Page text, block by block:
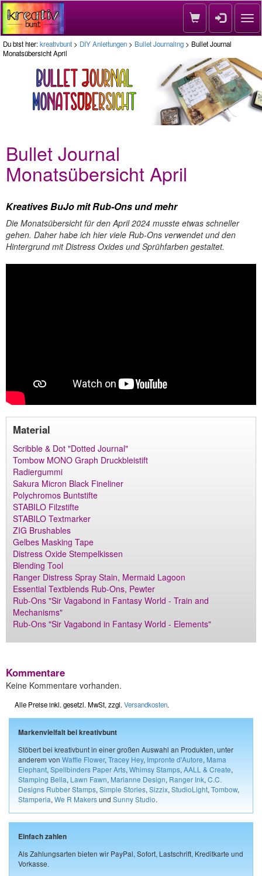
Du bist hier:kreativbunt > DIY Anleitungen > Bullet Journaling > Bullet Journal
Monatsübersicht April
Bullet Journal
Monatsübersicht April
Kreatives BuJo mit Rub-Ons und mehr
Die Monatsübersicht für den April 2024 musste etwas schneller
gehen. Daher habe ich hier viele Rub-Ons verwendet und den
Hintergrund mit Distress Oxides und Sprühfarben gestaltet.
Material
Scribble & Dot "Dotted Journal"
Tombow MONO Graph Druckbleistift
Radiergummi
Sakura Micron Black Fineliner
Polychromos Buntstifte
STABILO Filzstifte
STABILO Textmarker
ZIG Brushables
Gelbes Masking Tape
Distress Oxide Stempelkissen
Blending Tool
Ranger Distress Spray Stain, Mermaid Lagoon
Essential Textblends Rub-Ons, Pewter
Rub-Ons "Sir Vagabond in Fantasy World - Train and
Mechanisms"
Rub-Ons "Sir Vagabond in Fantasy World - Elements"
Kommentare
Keine Kommentare vorhanden.
Alle Preise inkl. gesetzl. MwSt, zzgl. Versandkosten.
Markenvielfalt bei kreativbunt
Stöbert bei kreativbunt in einer großen Auswahl an Produkten, unter
anderem von Waffle Flower, Tracey Hey, Impronte d'Autore, Mama
Elephant, Spellbinders Paper Arts, Whimsy Stamps, AALL & Create,
Stamping Bella, Lawn Fawn, Marianne Design, Ranger Ink, C.C.
Designs Rubber Stamps, Simple Stories, Sizzix, StudioLight, Tombow,
Stamperia, We R Makersund Sunny Studio.
Einfach zahlen
Als Zahlungsarten bieten wir PayPal, Sofort, Lastschrift, Kreditkarte und
Vorkasse.